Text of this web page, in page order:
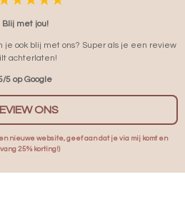
O
O
G
R
M
Blij met jou!
je ook blij met ons? Super als je een review
achterlaten!
5 op Google
ONS
nieuwe website, geef aan dat je via mij komt en
25% korting!)